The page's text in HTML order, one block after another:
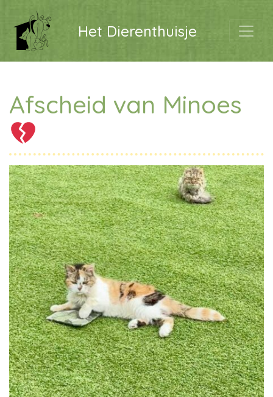
Het Dierenthuisje
Afscheid van Minoes